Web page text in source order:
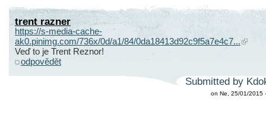
trent razner
https://s-media-cache-
ak0.pinimg.com/736x/0d/a1/84/0da18413d92c9f5a7e4c7...
Veď to je Trent Reznor!
odpovědět
Submitted by
on Ne, 25/01/2015